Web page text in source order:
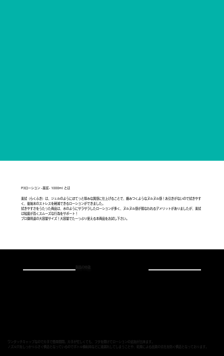
P3ローション -楽拭- 1000ml とは
楽拭（らくふき）は、ジェルのようにぼてっと厚みな質感に仕上げることで、絡みつくようなヌルヌル感！糸引きがないので拭きやす
く、後始末のストレスを軽減できるローションができました。
拭きやすさをうたった商品は、水のようにサラサラしたローションが多く、ヌルヌル感が損なわれるデメリットがありましたが、楽拭
は粘度が高くスムーズな行為をサポート！
プロ御用達の大容量サイズ！大容量でたーっぷり使える本商品をお試し下さい。
製品の特徴
ワンタッチキャップなので片手で簡単開閉。片手が忙しくても、フタを開けてローションの追加が出来ます。
ノズル穴をしっかりふさぐ構造となっているのでボトル横転時などに液漏れしてしまうことや、乾燥による品質の劣化を防ぐ構造となっております。